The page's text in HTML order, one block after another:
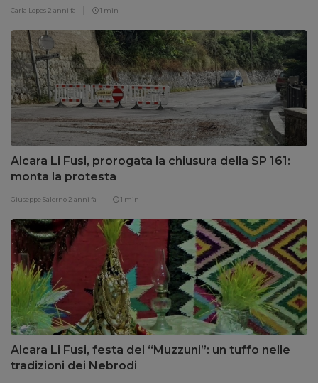
Carla Lopes 2 anni fa 1 min
Alcara Li Fusi, prorogata la chiusura della SP 161:
monta la protesta
Giuseppe Salerno 2 anni fa 1 min
Alcara Li Fusi, festa del “Muzzuni”: un tuffo nelle
tradizioni dei Nebrodi